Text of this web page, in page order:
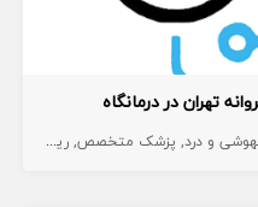
تهران در درمانگاه
و درد پزشک متخصص ریه